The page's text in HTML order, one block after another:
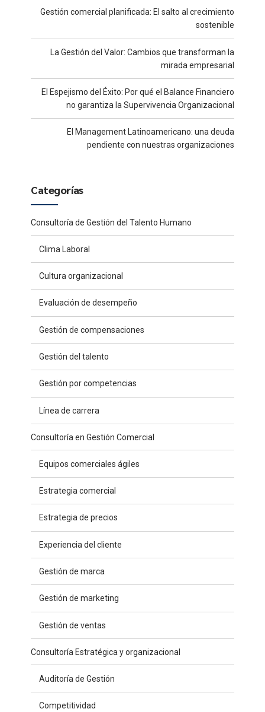
Gestión comercial planificada: El salto al crecimiento
sostenible
La Gestión del Valor: Cambios que transforman la
mirada empresarial
El Espejismo del Éxito: Por qué el Balance Financiero
no garantiza la Supervivencia Organizacional
El Management Latinoamericano: una deuda
pendiente con nuestras organizaciones
Categorías
Consultoría de Gestión del Talento Humano
Clima Laboral
Cultura organizacional
Evaluación de desempeño
Gestión de compensaciones
Gestión del talento
Gestión por competencias
Línea de carrera
Consultoría en Gestión Comercial
Equipos comerciales ágiles
Estrategia comercial
Estrategia de precios
Experiencia del cliente
Gestión de marca
Gestión de marketing
Gestión de ventas
Consultoría Estratégica y organizacional
Auditoría de Gestión
Competitividad